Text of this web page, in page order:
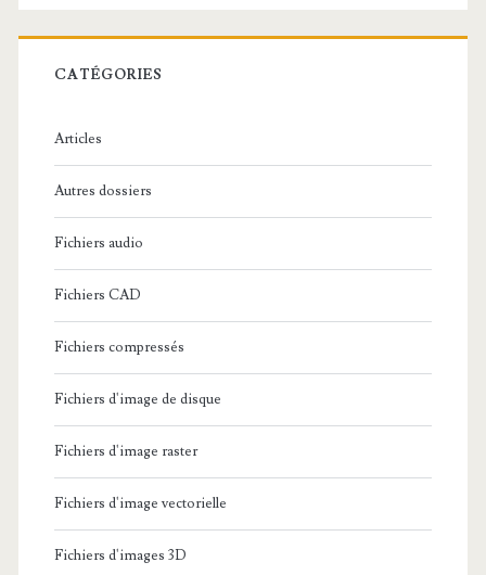
r
c
:
CATÉGORIES
Articles
Autres dossiers
Fichiers audio
Fichiers CAD
Fichiers compressés
Fichiers d'image de disque
Fichiers d'image raster
Fichiers d'image vectorielle
Fichiers d'images 3D